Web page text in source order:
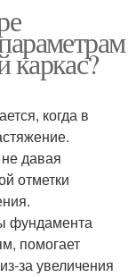
каркас?
когда в
давая
отметки
фундамента
помогает
за увеличения